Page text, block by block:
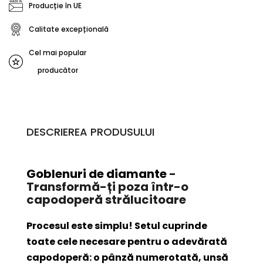
Producție în UE
Calitate excepțională
Cel mai popular
producător
DESCRIEREA PRODUSULUI
Goblenuri de diamante-
Transformă-ți poza într-o
capodoperă strălucitoare
Procesul este simplu! Setul cuprinde
toate cele necesare pentru o adevărată
capodoperă: o pânză numerotată, unsă